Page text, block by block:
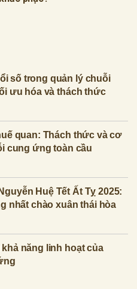
số trong quản lý chuỗi
ưu hóa và thách thức
quan: Thách thức và cơ
cung ứng toàn cầu
Huệ Tết Ất Tỵ 2025:
nhất chào xuân thái hòa
năng linh hoạt của